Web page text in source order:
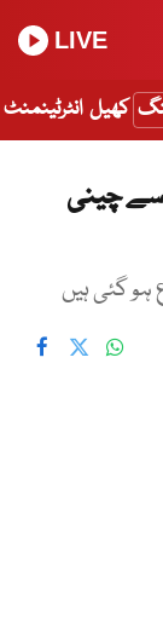
LIVE
کھیل انٹرٹینمنٹ
چینی
ہو گئی ہیں